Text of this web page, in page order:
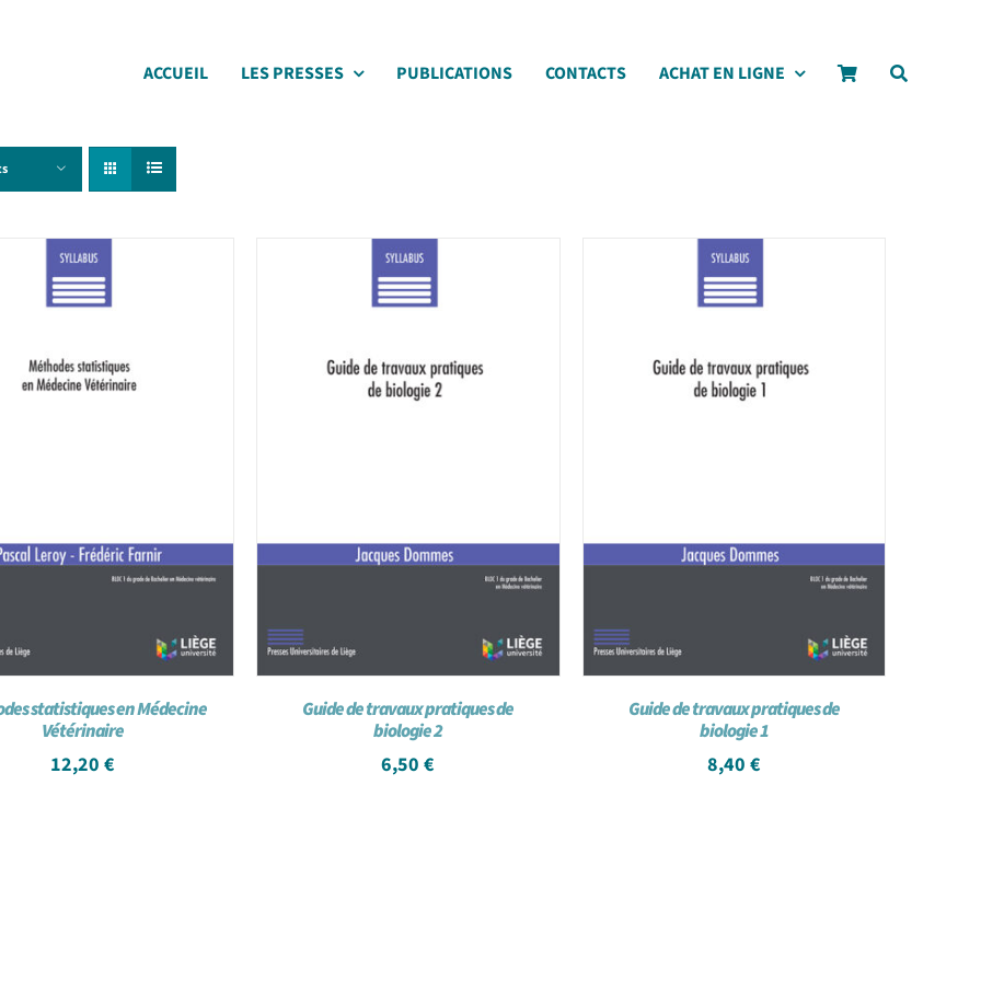
ACCUEIL LES PRESSES PUBLICATIONS CONTACTS ACHAT EN LIGNE
statistiques en Médecine
Vétérinaire
12,20 €
Guide de travaux pratiques de
biologie 2
6,50€
Guide de travaux pratiques de
biologie 1
8,40 €